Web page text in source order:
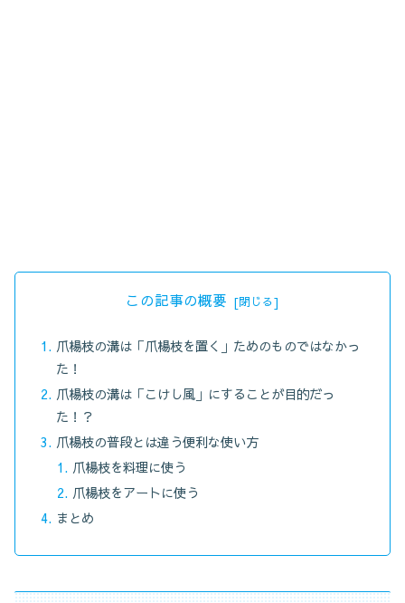
この記事の概要
爪楊枝の溝は「爪楊枝を置く」ためのものではなかっ
た！
爪楊枝の溝は「こけし風」にすることが目的だっ
た！？
爪楊枝の普段とは違う便利な使い方
爪楊枝を料理に使う
爪楊枝をアートに使う
まとめ